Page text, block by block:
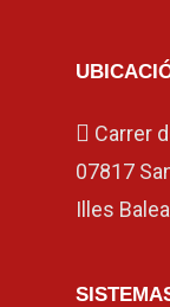
Carrer
07817
Illes